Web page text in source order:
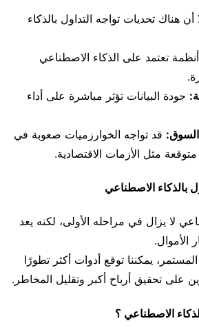
أن هناك تحديات تواجه التداول بالذكاء
تعتمد على الذكاء الاصطناعي
جودة البيانات تؤثر مباشرة على أداء
السوق: قد تواجه الخوارزميات صعوبة في
مثل الأزمات الاقتصادية.
بالذكاء الاصطناعي
لا يزال في مراحله الأولى، لكنه يعد
الأموال.
يمكننا توقع أدوات أكثر تطورًا
على تحقيق أرباح أكبر وتقليل المخاطر.
الاصطناعي ؟